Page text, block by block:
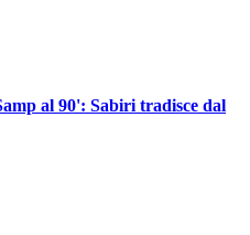
al 90': Sabiri tradisce dal